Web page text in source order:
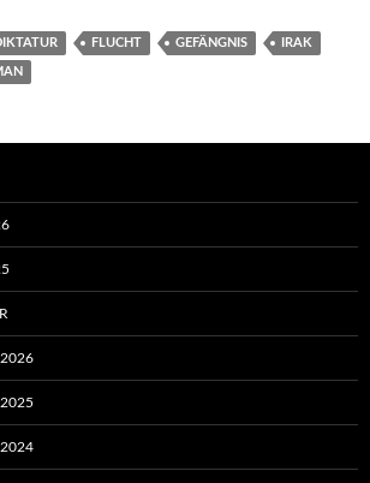
FLUCHT GEFÄNGNIS IRAK
2026
2024